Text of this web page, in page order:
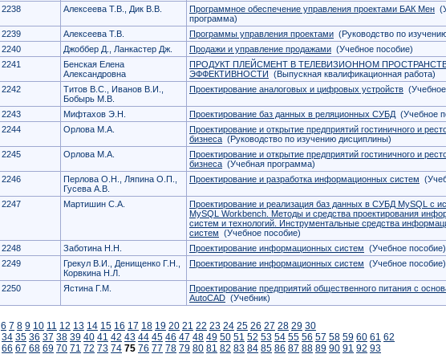
2238
Алексеева Т.В., Дик В.В. Программное обеспечение управления проектами БАК Мен
программа)
2239
Алексеева Т.В. Программы управления проектами (Руководство по
2240
Джоббер Д., Ланкастер Дж. Продажи и управление продажами (Учебное пособие)
2241
Бенская Елена
Александровна
ПРОДУКТ ПЛЕЙСМЕНТ В ТЕЛЕВИЗИОННОМ
ЭФФЕКТИВНОСТИ (Выпускная квалификационная работа)
2242
Титов В.С., Иванов В.И.,
Бобырь М.В.
Проектирование аналоговых и цифровых устройств
2243 Мифтахов Э.Н. Проектирование баз данных в реляционных СУБД (Учебное
2244
Орлова М.А.
Проектирование и открытие предприятий гостиничного и
бизнеса (Руководство по изучению дисциплины)
2245
Орлова М.А.
Проектирование и открытие предприятий гостиничного и
бизнеса (Учебная программа)
2246
Перлова О.Н., Ляпина О.П.,
Гусева А.В.
Проектирование и разработка информационных систем
2247 Мартишин С.А.
Проектирование и реализация баз данных в СУБД MySQL с
MySQL Workbench. Методы и средства проектирования
систем и технологий. Инструментальные средства
систем (Учебное пособие)
2248
Заботина Н.Н. Проектирование информационных систем (Учебное пособие)
2249
Грекул В.И., Денищенко Г.Н.,
Корвкина Н.Л.
Проектирование информационных систем (Учебное пособие)
2250 Ястина Г.М.
Проектирование предприятий общественного питания с
AutoCAD (Учебник)
6 7 8 9 10 11 12 13 14 15 16 17 18 19 20 21 22 23 24 25 26 27 28 29 30
34 35 36 37 38 39 40 41 42 43 44 45 46 47 48 49 50 51 52 53 54 55 56 57 58 59 60 61 62
66 67 68 69 70 71 72 73 74 75 76 77 78 79 80 81 82 83 84 85 86 87 88 89 90 91 92 93